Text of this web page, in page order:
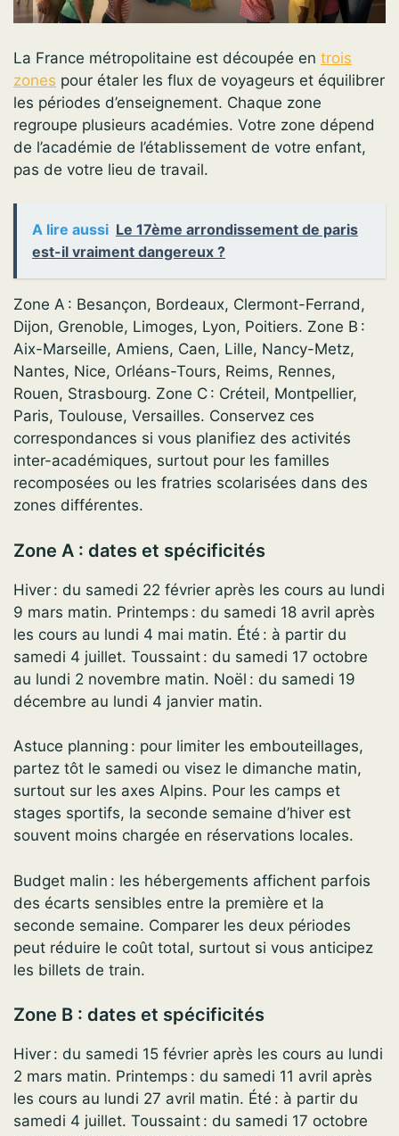
La France métropolitaine est découpée en trois
zones pour étaler les flux de voyageurs et équilibrer
les périodes d’enseignement. Chaque zone
regroupe plusieurs académies. Votre zone dépend
de l’académie de l’établissement de votre enfant,
pas de votre lieu de travail.
A lire aussi Le 17ème arrondissement de paris
est-il vraiment dangereux ?
Zone A : Besançon, Bordeaux, Clermont-Ferrand,
Dijon, Grenoble, Limoges, Lyon, Poitiers. Zone B :
Aix-Marseille, Amiens, Caen, Lille, Nancy-Metz,
Nantes, Nice, Orléans-Tours, Reims, Rennes,
Rouen, Strasbourg. Zone C : Créteil, Montpellier,
Paris, Toulouse, Versailles. Conservez ces
correspondances si vous planifiez des activités
inter-académiques, surtout pour les familles
recomposées ou les fratries scolarisées dans des
zones différentes.
Zone A : dates et spécificités
Hiver : du samedi 22 février après les cours au lundi
9 mars matin. Printemps : du samedi 18 avril après
les cours au lundi 4 mai matin. Été : à partir du
samedi 4 juillet. Toussaint : du samedi 17 octobre
au lundi 2 novembre matin. Noël : du samedi 19
décembre au lundi 4 janvier matin.
Astuce planning : pour limiter les embouteillages,
partez tôt le samedi ou visez le dimanche matin,
surtout sur les axes Alpins. Pour les camps et
stages sportifs, la seconde semaine d’hiver est
souvent moins chargée en réservations locales.
Budget malin : les hébergements affichent parfois
des écarts sensibles entre la première et la
seconde semaine. Comparer les deux périodes
peut réduire le coût total, surtout si vous anticipez
les billets de train.
Zone B : dates et spécificités
Hiver : du samedi 15 février après les cours au lundi
2 mars matin. Printemps : du samedi 11 avril après
les cours au lundi 27 avril matin. Été : à partir du
samedi 4 juillet. Toussaint : du samedi 17 octobre